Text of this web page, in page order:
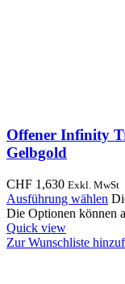
Offener Infinity
Gelbgold
CHF 1,630 Exkl. MwSt
Ausführung wählen
Die Optionen können
Quick view
Zur Wunschliste